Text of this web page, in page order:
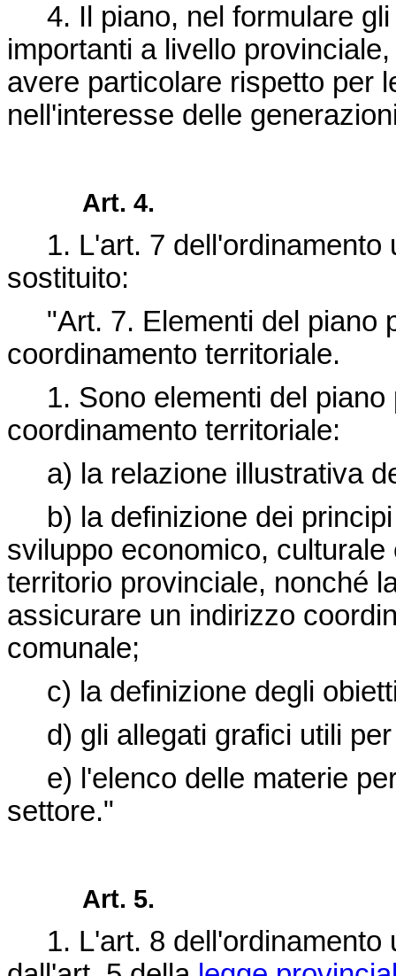
4. Il piano, nel formulare gli
importanti a livello
avere particolare rispetto per
nell'interesse delle
Art. 4.
1. L'art. 7 dell'ordinamento
sostituito:
"Art. 7. Elementi del piano
coordinamento territoriale.
1. Sono elementi del piano
coordinamento territoriale:
a) la relazione illustrativa
b) la definizione dei principi
sviluppo economico,
territorio provinciale, nonché
assicurare un indirizzo
comunale;
c) la definizione degli
d) gli allegati grafici utili per
e) l'elenco delle materie
settore."
Art. 5.
1. L'art. 8 dell'ordinamento